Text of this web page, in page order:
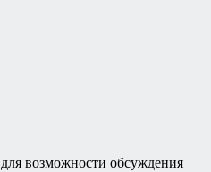
для возможности обсуждения